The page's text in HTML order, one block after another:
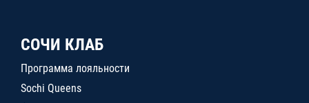
СОЧИ КЛАБ
Программа лояльности
Sochi Queens